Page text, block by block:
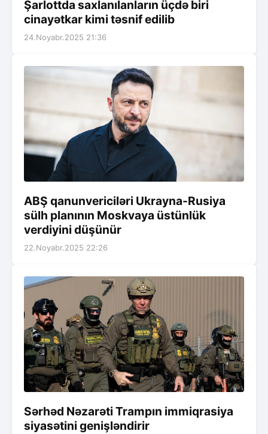
Şarlottda saxlanılanların üçdə biri
cinayətkar kimi təsnif edilib
24.Noyabr.2025 21:36
ABŞ qanunvericiləri Ukrayna-Rusiya
sülh planının Moskvaya üstünlük
verdiyini düşünür
22.Noyabr.2025 22:26
Sərhəd Nəzarəti Trampın immiqrasiya
siyasətini genişləndirir